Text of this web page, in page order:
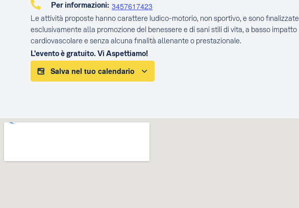
Per informazioni: 3457617423
Le attività proposte hanno carattere ludico-motorio, non sportivo, e sono finalizzate
esclusivamente alla promozione del benessere e di sani stili di vita, a basso impatto
cardiovascolare e senza alcuna finalità allenante o prestazionale.
L'evento è gratuito. Vi Aspettiamo!
Salva nel tuo calendario